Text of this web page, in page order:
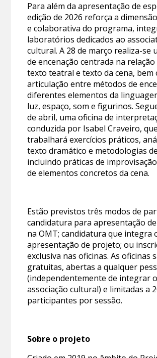
Para além da apresentação de
edição de 2026 reforça a
e colaborativa do programa,
laboratórios dedicados ao
cultural. A 28 de março realiza-se
de encenação centrada na
texto teatral e texto da cena, bem
articulação entre métodos de
diferentes elementos da
luz, espaço, som e figurinos.
de abril, uma oficina de
conduzida por Isabel Craveiro, que
trabalhará exercícios práticos,
texto dramático e metodologias
incluindo práticas de
de elementos concretos da cena.
Estão previstos três modos de
candidatura para apresentação
na OMT; candidatura que integra
apresentação de projeto; ou
exclusiva nas oficinas. As oficinas
gratuitas, abertas a qualquer
(independentemente de integrar
associação cultural) e limitadas a
participantes por sessão.
Sobre o projeto